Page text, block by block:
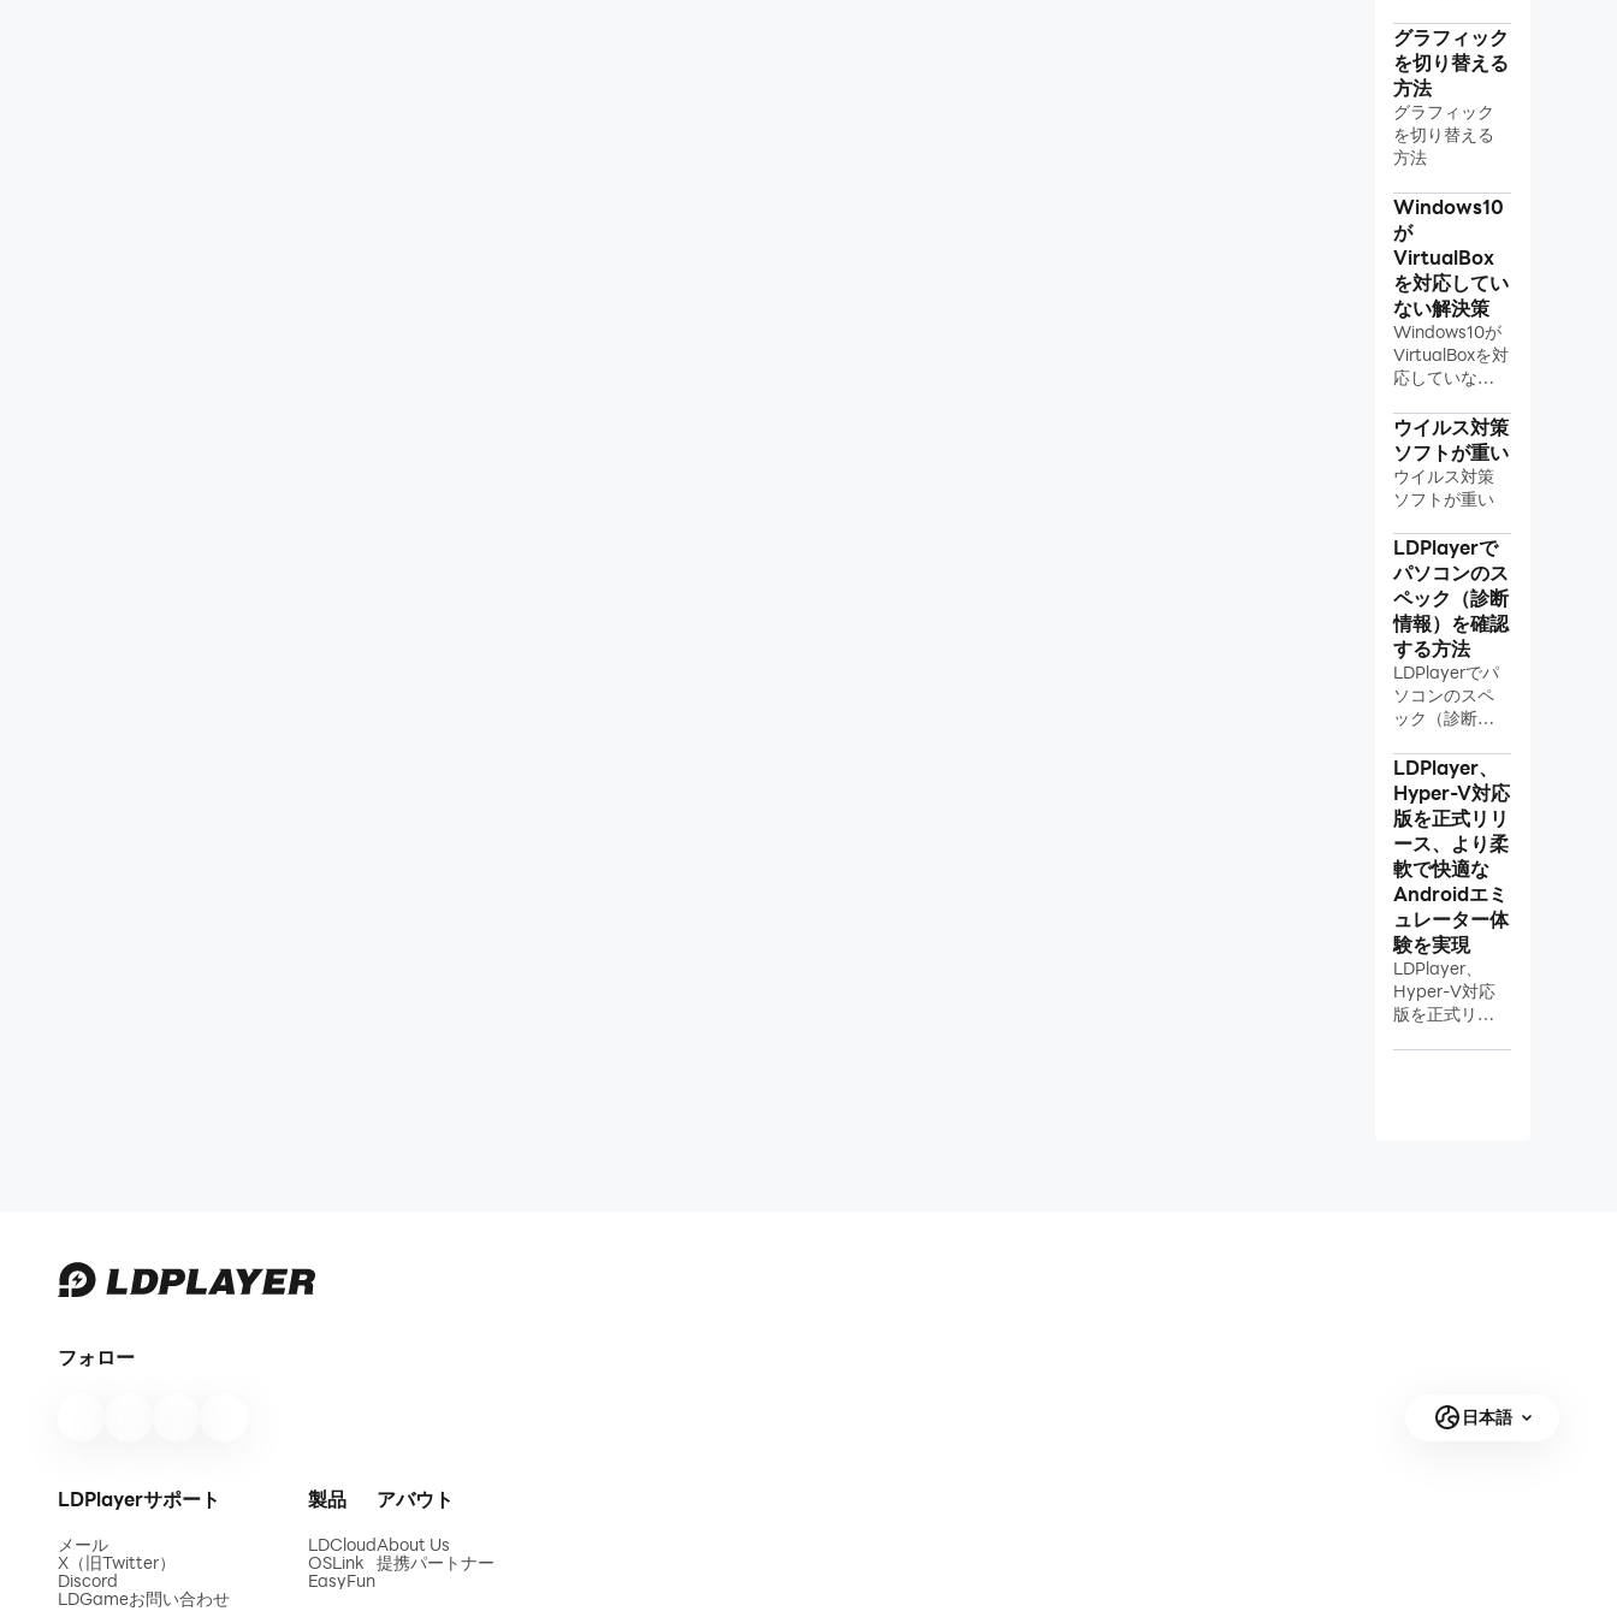
グラフィック
を切り替える
方法
グラフィック
を切り替える
方法
Windows10
が
VirtualBox
を対応してい
ない解決策
Windows10が
VirtualBoxを対
応していない
ウイルス対策
ソフトが重い
ウイルス対策
ソフトが重い
LDPlayerで
パソコンのス
ペック（診断
情報）を確認
する方法
LDPlayerでパ
ソコンのスペ
ック（診断情
る方法
LDPlayer、
Hyper-V対応
版を正式リリ
ース、より柔
軟で快適な
Androidエミ
ュレーター体
験を実現
LDPlayer、
Hyper-V対応
版を正式リリ
フォロー
日本語
LDPlayerサポート
メール
X（旧Twitter）
Discord
LDGameお問い合わせ
製品
LDCloud
OSLink
EasyFun
アバウト
About Us
提携パートナー